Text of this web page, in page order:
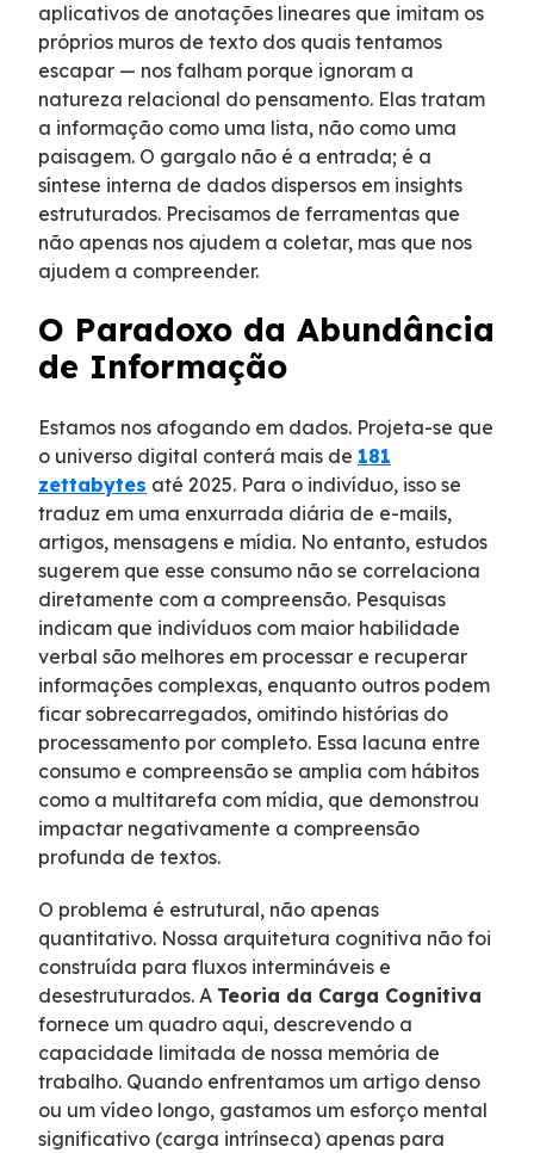
aplicativos de anotações lineares que imitam os
próprios muros de texto dos quais tentamos
escapar — nos falham porque ignoram a
natureza relacional do pensamento. Elas tratam
a informação como uma lista, não como uma
paisagem. O gargalo não é a entrada; é a
síntese interna de dados dispersos em insights
estruturados. Precisamos de ferramentas que
não apenas nos ajudem a coletar, mas que nos
ajudem a compreender.
O Paradoxo da Abundância
de Informação
Estamos nos afogando em dados. Projeta-se que
o universo digital conterá mais de 181
zettabytes até 2025. Para o indivíduo, isso se
traduz em uma enxurrada diária de e-mails,
artigos, mensagens e mídia. No entanto, estudos
sugerem que esse consumo não se correlaciona
diretamente com a compreensão. Pesquisas
indicam que indivíduos com maior habilidade
verbal são melhores em processar e recuperar
informações complexas, enquanto outros podem
ficar sobrecarregados, omitindo histórias do
processamento por completo. Essa lacuna entre
consumo e compreensão se amplia com hábitos
como a multitarefa com mídia, que demonstrou
impactar negativamente a compreensão
profunda de textos.
O problema é estrutural, não apenas
quantitativo. Nossa arquitetura cognitiva não foi
construída para fluxos intermináveis e
desestruturados. A Teoria da Carga Cognitiva
fornece um quadro aqui, descrevendo a
capacidade limitada de nossa memória de
trabalho. Quando enfrentamos um artigo denso
ou um vídeo longo, gastamos um esforço mental
significativo (carga intrínseca) apenas para